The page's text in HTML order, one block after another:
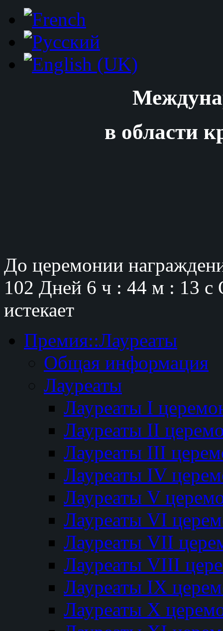
в области
До церемонии
102 Дней 6 ч : 44 м : 12 с
истекает
Премия::Лауреаты
Общая информация
Лауреаты
Лауреаты I
Лауреаты II
Лауреаты III
Лауреаты IV
Лауреаты V
Лауреаты VI
Лауреаты VII
Лауреаты VIII
Лауреаты IX
Лауреаты Х